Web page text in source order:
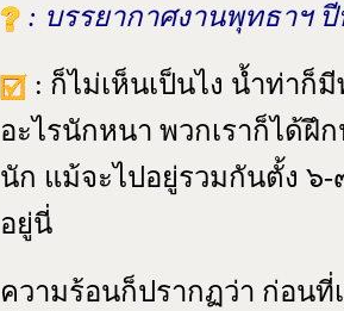
: บรรยากาศงานพุทธาฯ
: ก็ไม่เห็นเป็นไง น้ำท่าก็
อะไรนักหนา พวกเราก็ได้ฝึ
นัก แม้จะไปอยู่รวมกันตั้ง ๖
อยู่นี่
ความร้อนก็ปรากฏว่า ก่อนที่